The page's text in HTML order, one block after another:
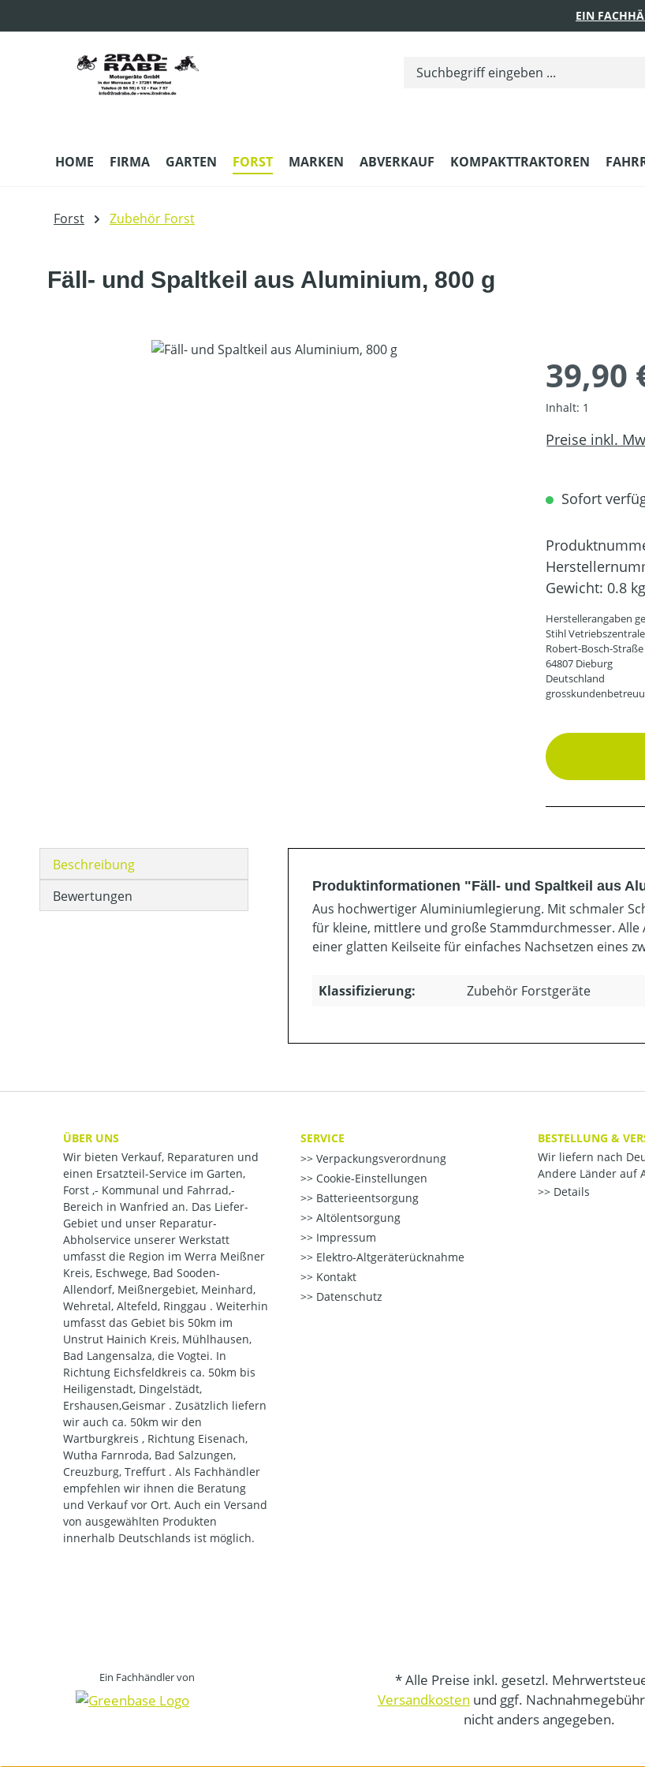
EIN
HOME FIRMA GARTEN FORST MARKEN ABVERKAUF KOMPAKTTRAKTOREN
Forst Zubehör Forst
Fäll- und Spaltkeil aus Aluminium, 800 g
Bildergalerie überspringen
39,90
Inhalt: 1
Preise inkl.
Sofort
Gewicht: 0.8 kg
Herstellerangaben
Stihl Vetriebszentrale
Robert-Bosch-
64807 Dieburg
Deutschland
Beschreibung
Bewertungen
Produktinformationen "Fäll- und Spaltkeil aus
Aus hochwertiger Aluminiumlegierung. Mit schmaler
für kleine, mittlere und große Stammdurchmesser.
einer glatten Keilseite für einfaches Nachsetzen eines
Klassifizierung: Zubehör Forstgeräte
ÜBER UNS
Wir bieten Verkauf, Reparaturen und
einen Ersatzteil-Service im Garten,
Forst ,- Kommunal und Fahrrad,-
Bereich in Wanfried an. Das Liefer-
Gebiet und unser Reparatur-
Abholservice unserer Werkstatt
umfasst die Region im Werra Meißner
Kreis, Eschwege, Bad Sooden-
Allendorf, Meißnergebiet, Meinhard,
Wehretal, Altefeld, Ringgau . Weiterhin
umfasst das Gebiet bis 50km im
Unstrut Hainich Kreis, Mühlhausen,
Bad Langensalza, die Vogtei. In
Richtung Eichsfeldkreis ca. 50km bis
Heiligenstadt, Dingelstädt,
Ershausen,Geismar . Zusätzlich liefern
wir auch ca. 50km wir den
Wartburgkreis , Richtung Eisenach,
Wutha Farnroda, Bad Salzungen,
Creuzburg, Treffurt . Als Fachhändler
empfehlen wir ihnen die Beratung
und Verkauf vor Ort. Auch ein Versand
von ausgewählten Produkten
innerhalb Deutschlands ist möglich.
SERVICE
Verpackungsverordnung
Cookie-Einstellungen
Batterieentsorgung
Altölentsorgung
Impressum
Elektro-Altgeräterücknahme
Kontakt
Datenschutz
BESTELLUNG &
Wir liefern nach
Andere Länder auf
Details
Ein Fachhändler von
* Alle Preise inkl. gesetzl.
Versandkosten und ggf.
nicht anders angegeben.